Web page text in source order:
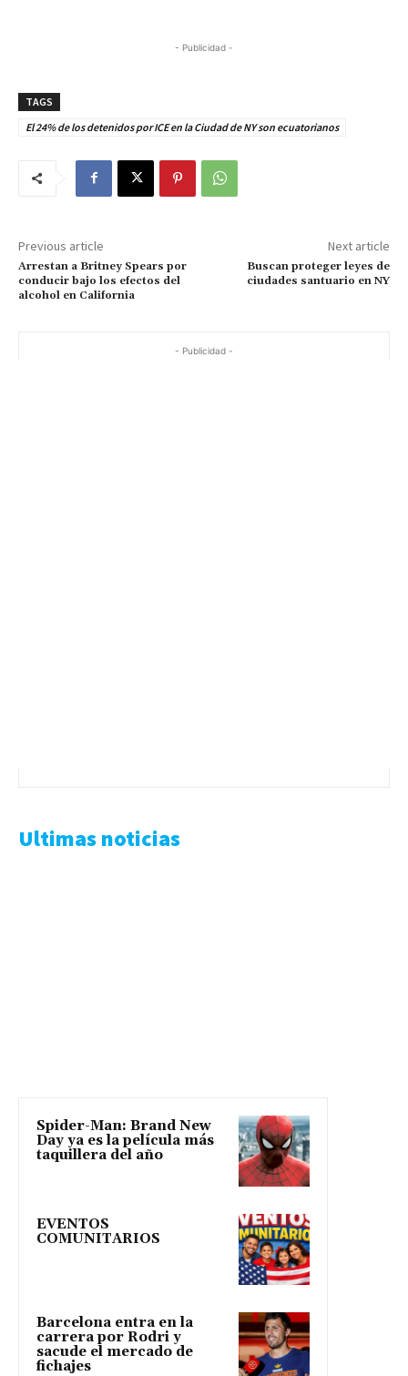
- Publicidad -
TAGS
El 24% de los detenidos por ICE en la Ciudad de NY son ecuatorianos
Previous article
Arrestan a Britney Spears por
conducir bajo los efectos del
alcohol en California
Next article
Buscan proteger leyes de
ciudades santuario en NY
- Publicidad -
Ultimas noticias
Spider-Man: Brand New
Day ya es la película más
taquillera del año
EVENTOS
COMUNITARIOS
Barcelona entra en la
carrera por Rodri y
sacude el mercado de
fichajes